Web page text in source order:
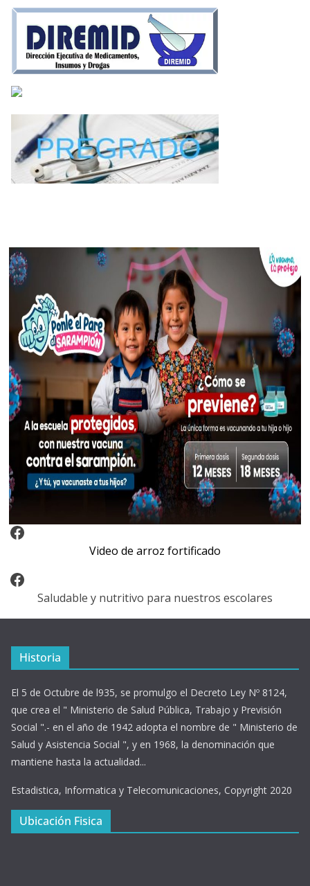
Video Arroz Fortificado
Video de arroz fortificado
Facebook
Saludable y nutritivo para nuestros escolares
Historia
El 5 de Octubre de l935, se promulgo el Decreto Ley Nº 8124,
que crea el " Ministerio de Salud Pública, Trabajo y Previsión
Social ".- en el año de 1942 adopta el nombre de " Ministerio de
Salud y Asistencia Social ", y en 1968, la denominación que
mantiene hasta la actualidad...
Estadistica, Informatica y Telecomunicaciones, Copyright 2020
Ubicación Fisica